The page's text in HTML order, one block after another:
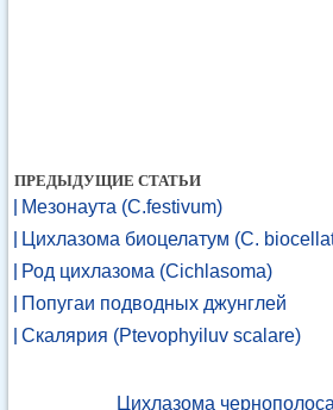
ПРЕДЫДУЩИЕ СТАТЬИ
Мезонаута (С.festivum)
Цихлазома биоцелатум (С.
Род цихлазома (Cichlasoma)
Попугаи подводных джунглей
Скалярия (Ptevophyiluv scalare)
Цихлазома